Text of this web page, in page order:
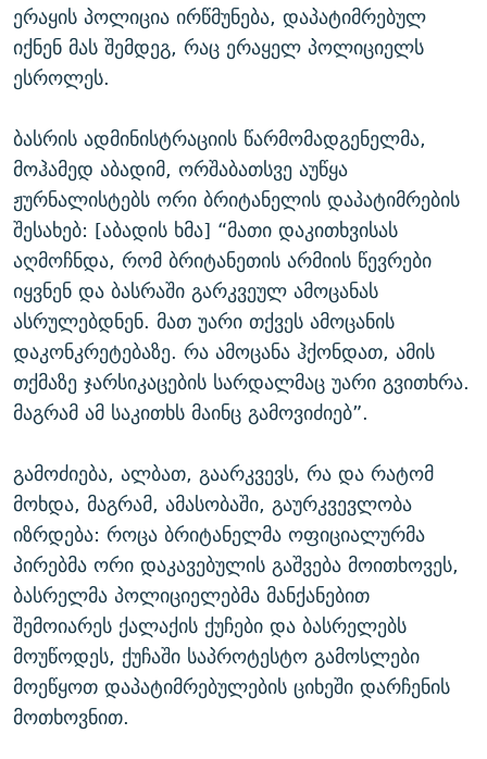
ერაყის პოლიცია ირწმუნება, დაპატიმრებულ
იქნენ მას შემდეგ, რაც ერაყელ პოლიციელს
ესროლეს.
ბასრის ადმინისტრაციის წარმომადგენელმა,
მოჰამედ აბადიმ, ორშაბათსვე აუწყა
ჟურნალისტებს ორი ბრიტანელის დაპატიმრების
შესახებ: [აბადის ხმა] “მათი დაკითხვისას
აღმოჩნდა, რომ ბრიტანეთის არმიის წევრები
იყვნენ და ბასრაში გარკვეულ ამოცანას
ასრულებდნენ. მათ უარი თქვეს ამოცანის
დაკონკრეტებაზე. რა ამოცანა ჰქონდათ, ამის
თქმაზე ჯარსიკაცების სარდალმაც უარი გვითხრა.
მაგრამ ამ საკითხს მაინც გამოვიძიებ”.
გამოძიება, ალბათ, გაარკვევს, რა და რატომ
მოხდა, მაგრამ, ამასობაში, გაურკვევლობა
იზრდება: როცა ბრიტანელმა ოფიციალურმა
პირებმა ორი დაკავებულის გაშვება მოითხოვეს,
ბასრელმა პოლიციელებმა მანქანებით
შემოიარეს ქალაქის ქუჩები და ბასრელებს
მოუწოდეს, ქუჩაში საპროტესტო გამოსლები
მოეწყოთ დაპატიმრებულების ციხეში დარჩენის
მოთხოვნით.